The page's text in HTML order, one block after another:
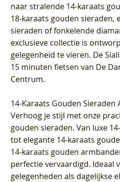
naar stralende 14-karaats
18-karaats gouden sieraden,
sieraden of fonkelende
exclusieve collectie is
gelegenheid te vieren. De
15 minuten fietsen van De
Centrum.
14-Karaats Gouden
Verhoog je stijl met onze
gouden sieraden. Van luxe
tot elegante 14-karaats
14-karaats gouden
perfectie vervaardigd. Ideaal
gelegenheden als dagelijkse